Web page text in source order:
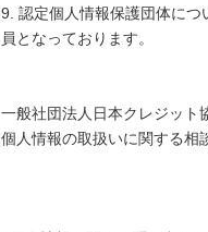
9. 認定個人情報保護団体に
員となっております。
一般社団法人日本ク
個人情報の取扱いに関する相